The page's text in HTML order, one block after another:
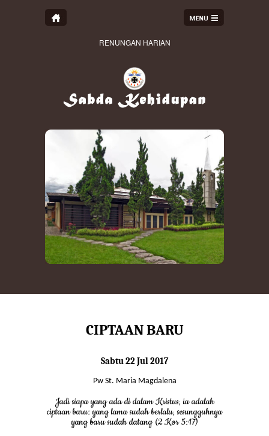
RENUNGAN HARIAN
CIPTAAN BARU
Sabtu 22 Jul 2017
Pw St. Maria Magdalena
Jadi siapa yang ada di dalam Kristus, ia adalah
ciptaan baru: yang lama sudah berlalu, sesungguhnya
yang baru sudah datang (2 Kor 5:17)